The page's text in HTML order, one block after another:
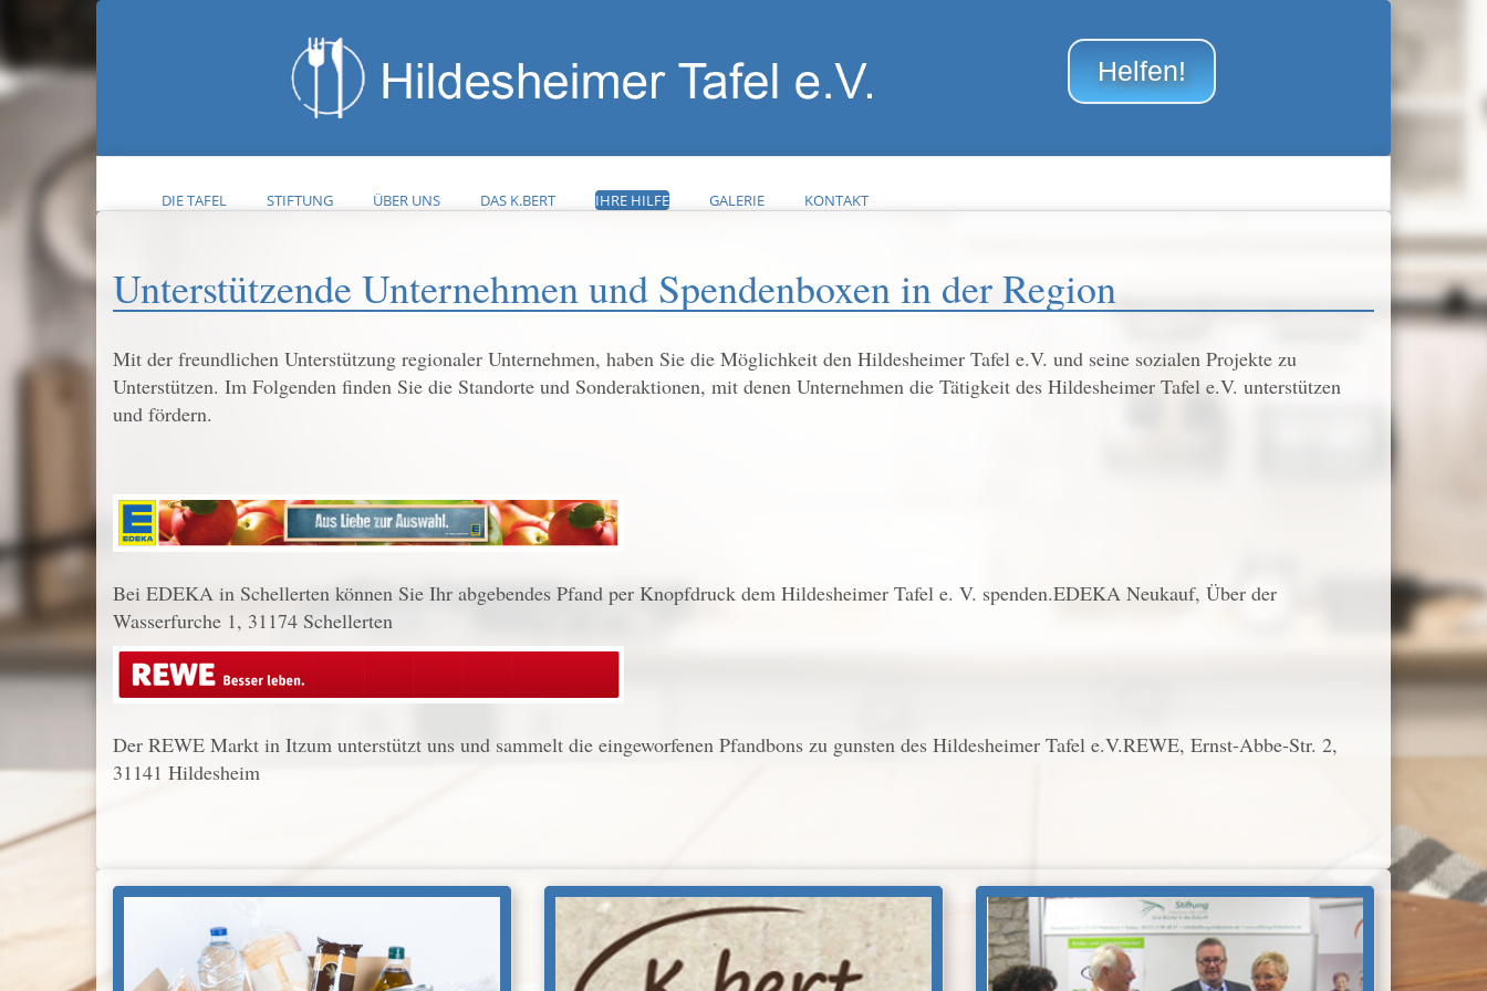
Helfen!
DIE TAFEL STIFTUNG ÜBER UNS DAS K.BERT IHRE HILFE GALERIE KONTAKT
Unterstützende Unternehmen und Spendenboxen in der Region
Mit der freundlichen Unterstützung regionaler Unternehmen, haben Sie die Möglichkeit den Hildesheimer Tafel e.V. und seine sozialen Projekte zu
Unterstützen. Im Folgenden finden Sie die Standorte und Sonderaktionen, mit denen Unternehmen die Tätigkeit des Hildesheimer Tafel e.V. unterstützen
und fördern.
Bei EDEKA in Schellerten können Sie Ihr abgebendes Pfand per Knopfdruck dem Hildesheimer Tafel e. V. spenden.EDEKA Neukauf, Über der
Wasserfurche 1, 31174 Schellerten
Der REWE Markt in Itzum unterstützt uns und sammelt die eingeworfenen Pfandbons zu gunsten des Hildesheimer Tafel e.V.REWE, Ernst-Abbe-Str. 2,
31141 Hildesheim